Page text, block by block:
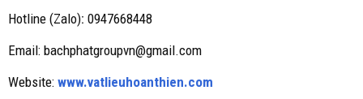
Hotline (Zalo): 0947668448
Email: bachphatgroupvn@gmail.com
Website: www.vatlieuhoanthien.com